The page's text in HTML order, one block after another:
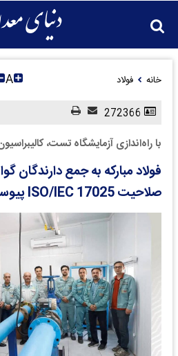
خانه فولاد A
با راه‌اندازی آزمایشگاه تست،
فولاد مبارکه به جمع دارندگان
صلاحیت ISO/IEC 17025 پیوست